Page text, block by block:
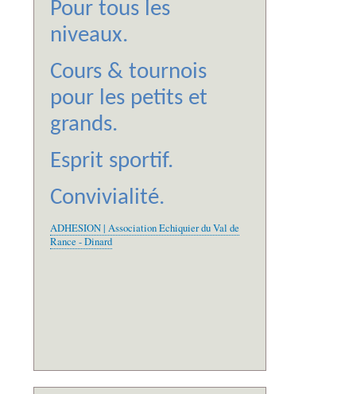
Pour tous les
niveaux.
Cours & tournois
pour les petits et
grands.
Esprit sportif.
Convivialité.
ADHESION | Association Echiquier du Val de
Rance - Dinard